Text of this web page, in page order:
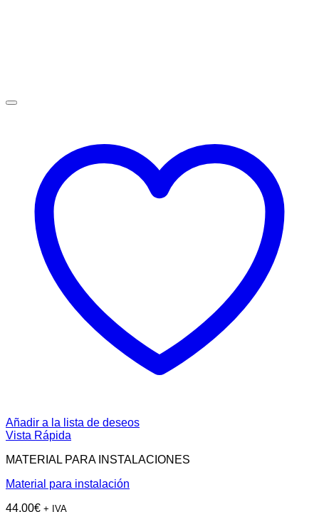
Añadir a la lista de deseos
Vista Rápida
MATERIAL PARA INSTALACIONES
Material para instalación
44,00€ + IVA